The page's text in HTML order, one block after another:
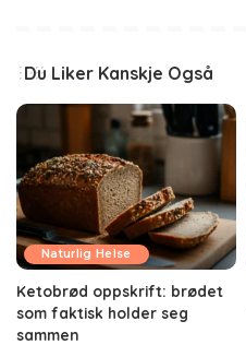
Du Liker Kanskje Også
Naturlig Helse
Ketobrød oppskrift: brødet
som faktisk holder seg
sammen